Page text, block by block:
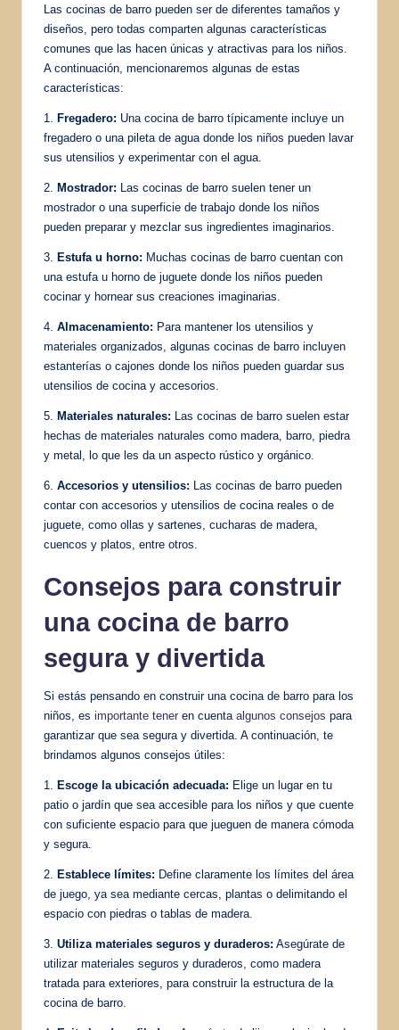
Las cocinas de barro pueden ser de diferentes tamaños y
diseños, pero todas comparten algunas características
comunes que las hacen únicas y atractivas para los niños.
A continuación, mencionaremos algunas de estas
características:
1. Fregadero: Una cocina de barro típicamente incluye un
fregadero o una pileta de agua donde los niños pueden lavar
sus utensilios y experimentar con el agua.
2. Mostrador: Las cocinas de barro suelen tener un
mostrador o una superficie de trabajo donde los niños
pueden preparar y mezclar sus ingredientes imaginarios.
3. Estufa u horno: Muchas cocinas de barro cuentan con
una estufa u horno de juguete donde los niños pueden
cocinar y hornear sus creaciones imaginarias.
4. Almacenamiento: Para mantener los utensilios y
materiales organizados, algunas cocinas de barro incluyen
estanterías o cajones donde los niños pueden guardar sus
utensilios de cocina y accesorios.
5. Materiales naturales: Las cocinas de barro suelen estar
hechas de materiales naturales como madera, barro, piedra
y metal, lo que les da un aspecto rústico y orgánico.
6. Accesorios y utensilios: Las cocinas de barro pueden
contar con accesorios y utensilios de cocina reales o de
juguete, como ollas y sartenes, cucharas de madera,
cuencos y platos, entre otros.
Consejos para construir
una cocina de barro
segura y divertida
Si estás pensando en construir una cocina de barro para los
niños, es importante tener en cuenta algunos consejos para
garantizar que sea segura y divertida. A continuación, te
brindamos algunos consejos útiles:
1. Escoge la ubicación adecuada: Elige un lugar en tu
patio o jardín que sea accesible para los niños y que cuente
con suficiente espacio para que jueguen de manera cómoda
y segura.
2. Establece límites: Define claramente los límites del área
de juego, ya sea mediante cercas, plantas o delimitando el
espacio con piedras o tablas de madera.
3. Utiliza materiales seguros y duraderos: Asegúrate de
utilizar materiales seguros y duraderos, como madera
tratada para exteriores, para construir la estructura de la
cocina de barro.